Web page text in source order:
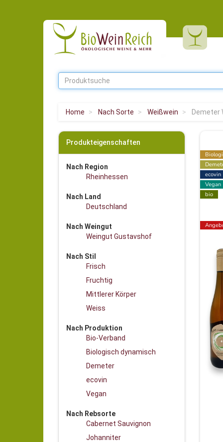
Home Nach Sorte Weißwein Demeter
Produkteigenschaften
Nach Region
Rheinhessen
Nach Land
Deutschland
Nach Weingut
Weingut Gustavshof
Nach Stil
Frisch
Fruchtig
Mittlerer Körper
Weiss
Nach Produktion
Bio-Verband
Biologisch dynamisch
Demeter
ecovin
Vegan
Nach Rebsorte
Cabernet Sauvignon
Johanniter
ecovin
Vegan
bio